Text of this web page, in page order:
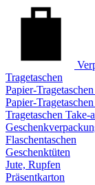
Tragetaschen
Papier-
Papier-
Tragetaschen Take-
Flaschentaschen
Geschenktüten
Jute, Rupfen
Präsentkarton